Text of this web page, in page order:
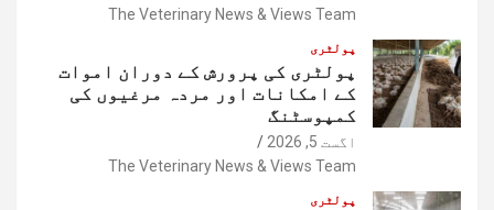
The Veterinary News & Views Team
پولٹری
پولٹری کی پرورش کے دوران اموات
کے امکانات اور مردہ مرغیوں کی
کمپوسٹنگ
اگست 5, 2026
The Veterinary News & Views Team
پولٹری